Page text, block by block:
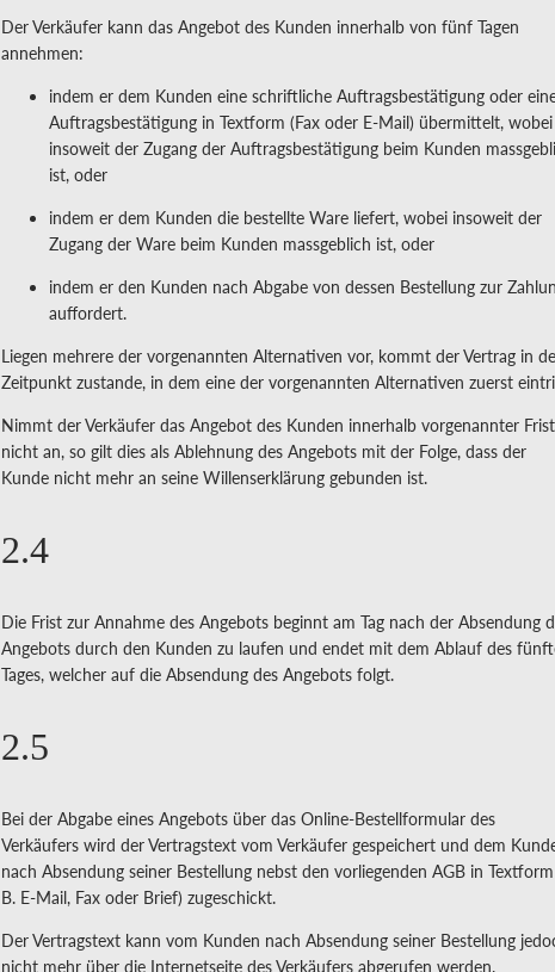
Der Verkäufer kann das Angebot des Kunden innerhalb von fünf Tagen
annehmen:
indem er dem Kunden eine schriftliche Auftragsbestätigung oder
Auftragsbestätigung in Textform (Fax oder E-Mail) übermittelt, wobei
insoweit der Zugang der Auftragsbestätigung beim Kunden
ist, oder
indem er dem Kunden die bestellte Ware liefert, wobei insoweit der
Zugang der Ware beim Kunden massgeblich ist, oder
indem er den Kunden nach Abgabe von dessen Bestellung zur
auffordert.
Liegen mehrere der vorgenannten Alternativen vor, kommt der Vertrag in
Zeitpunkt zustande, in dem eine der vorgenannten Alternativen zuerst
Nimmt der Verkäufer das Angebot des Kunden innerhalb vorgenannter Frist
nicht an, so gilt dies als Ablehnung des Angebots mit der Folge, dass der
Kunde nicht mehr an seine Willenserklärung gebunden ist.
2.4
Die Frist zur Annahme des Angebots beginnt am Tag nach der Absendung
Angebots durch den Kunden zu laufen und endet mit dem Ablauf des
Tages, welcher auf die Absendung des Angebots folgt.
2.5
Bei der Abgabe eines Angebots über das Online-Bestellformular des
Verkäufers wird der Vertragstext vom Verkäufer gespeichert und dem
nach Absendung seiner Bestellung nebst den vorliegenden AGB in Textform
B. E-Mail, Fax oder Brief) zugeschickt.
Der Vertragstext kann vom Kunden nach Absendung seiner Bestellung
nicht mehr über die Internetseite des Verkäufers abgerufen werden.